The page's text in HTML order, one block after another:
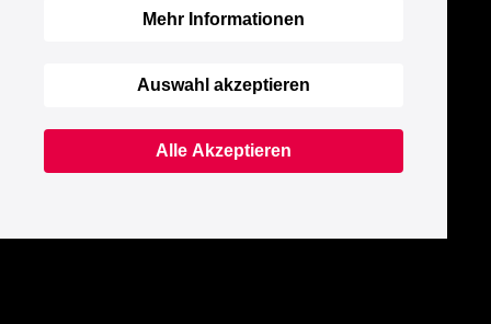
Mehr Informationen
Auswahl akzeptieren
Alle Akzeptieren